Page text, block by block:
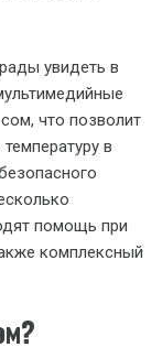
увидеть в
что позволит
в
помощь при
комплексный